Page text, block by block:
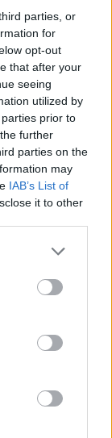
parties, or
for
opt-out
that after your
seeing
utilized by
prior to
further
parties on the
may
IAB’s List of
it to other
Article suivant
: la méthode
détecter une
chez l’enfant